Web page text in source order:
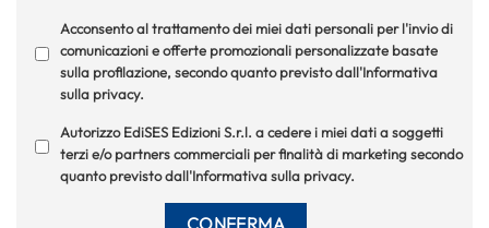
Acconsento al trattamento dei miei dati personali per l'invio di
comunicazioni e offerte promozionali personalizzate basate
sulla profilazione, secondo quanto previsto dall'Informativa
sulla privacy.
Autorizzo EdiSES Edizioni S.r.l. a cedere i miei dati a soggetti
terzi e/o partners commerciali per finalità di marketing secondo
quanto previsto dall'Informativa sulla privacy.